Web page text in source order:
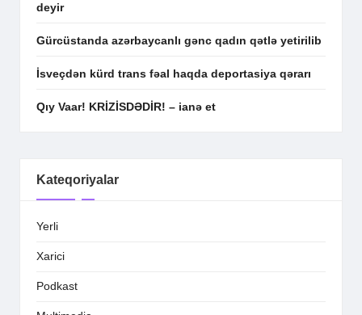
deyir
Gürcüstanda azərbaycanlı gənc qadın qətlə yetirilib
İsveçdən kürd trans fəal haqda deportasiya qərarı
Qıy Vaar! KRİZİSDƏDİR! – ianə et
Kateqoriyalar
Yerli
Xarici
Podkast